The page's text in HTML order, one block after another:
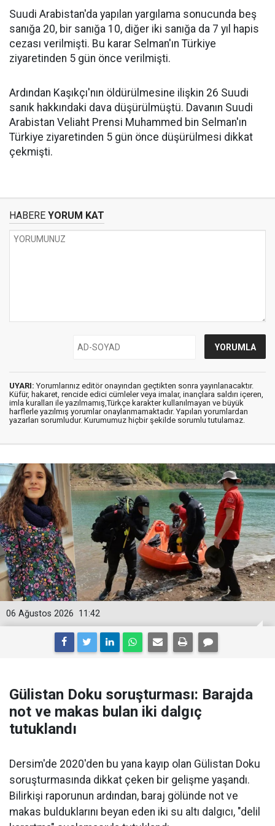
Suudi Arabistan'da yapılan yargılama sonucunda beş
sanığa 20, bir sanığa 10, diğer iki sanığa da 7 yıl hapis
cezası verilmişti. Bu karar Selman'ın Türkiye
ziyaretinden 5 gün önce verilmişti.
Ardından Kaşıkçı'nın öldürülmesine ilişkin 26 Suudi
sanık hakkındaki dava düşürülmüştü. Davanın Suudi
Arabistan Veliaht Prensi Muhammed bin Selman'ın
Türkiye ziyaretinden 5 gün önce düşürülmesi dikkat
çekmişti.
HABERE YORUM KAT
UYARI: Yorumlarınız editör onayından geçtikten sonra yayınlanacaktır.
Küfür, hakaret, rencide edici cümleler veya imalar, inançlara saldırı içeren,
imla kuralları ile yazılmamış,Türkçe karakter kullanılmayan ve büyük
harflerle yazılmış yorumlar onaylanmamaktadır. Yapılan yorumlardan
yazarları sorumludur. Kurumumuz hiçbir şekilde sorumlu tutulamaz.
11:42
06 Ağustos 2026
Gülistan Doku soruşturması: Barajda
not ve makas bulan iki dalgıç
tutuklandı
Dersim'de 2020'den bu yana kayıp olan Gülistan Doku
soruşturmasında dikkat çeken bir gelişme yaşandı.
Bilirkişi raporunun ardından, baraj gölünde not ve
makas bulduklarını beyan eden iki su altı dalgıcı, "delil